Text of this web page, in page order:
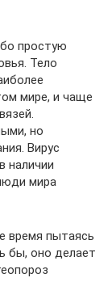
простую
Тело
мире, и чаще
но
Вирус
наличии
мира
время пытаясь
бы, оно делает